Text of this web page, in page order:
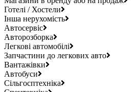
Готелі / Хостели
Інша нерухомість
Автосервіс
Авторозборка
Легкові автомобілі
Запчастини до легкових авто
Вантажівки
Автобуси
Сільгосптехніка